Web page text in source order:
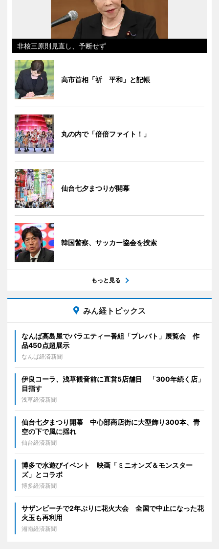
非核三原則見直し、予断せず
高市首相「祈 平和」と記帳
丸の内で「倍倍ファイト！」
仙台七夕まつりが開幕
韓国警察、サッカー協会を捜索
もっと見る
みん経トピックス
なんば高島屋でバラエティー番組「プレバト」展覧会 作
品450点超展示
なんば経済新聞
伊良コーラ、浅草観音前に直営5店舗目 「300年続く店」
目指す
浅草経済新聞
仙台七夕まつり開幕 中心部商店街に大型飾り300本、青
空の下で風に揺れ
仙台経済新聞
博多で水遊びイベント 映画「ミニオンズ＆モンスター
ズ」とコラボ
博多経済新聞
サザンビーチで2年ぶりに花火大会 全国で中止になった花
火玉も再利用
湘南経済新聞